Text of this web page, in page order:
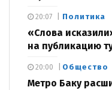
Политика
«Слова
на публикацию
20:07
Общество
Метро Баку
20:00